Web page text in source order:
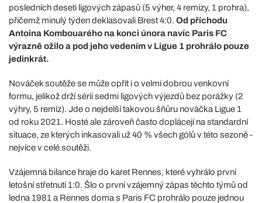
posledních deseti ligových zápasů (5 výher, 4 remízy, 1 prohra),
přičemž minulý týden deklasovali Brest 4:0. Od příchodu
Antoina Kombouarého na konci února navíc Paris FC
výrazně ožilo a pod jeho vedením v Ligue 1 prohrálo pouze
jedinkrát.
Nováček soutěže se může opřít i o velmi dobrou venkovní
formu, jelikož drží sérii sedmi ligových výjezdů bez porážky (2
výhry, 5 remíz). Jde o nejdelší takovou šňůru nováčka Ligue 1
od roku 2021. Hosté ale zároveň často doplácejí na standardní
situace, ze kterých inkasovali už 40 % všech gólů v této sezoně -
nejvíce v celé soutěži.
Vzájemná bilance hraje do karet Rennes, které vyhrálo první
letošní střetnutí 1:0. Šlo o první vzájemný zápas těchto týmů od
ledna 1981 a Rennes doma s Paris FC prohrálo pouze jednou